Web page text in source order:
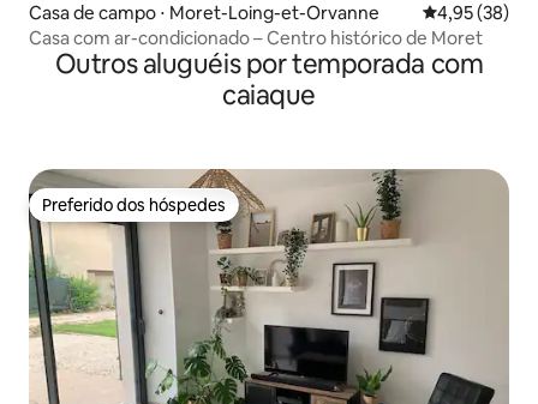
Casa de campo ⋅ Moret-Loing-et-Orvanne 4,95 de uma
4,95 (38)
Casa com ar-condicionado – Centro histórico de Moret
Outros aluguéis por temporada com
caiaque
Preferido dos hóspedes
Preferido dos hóspedes